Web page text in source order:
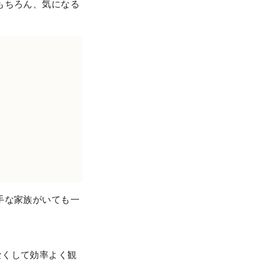
ちろん、気になる
な家族がいても一
して効率よく観